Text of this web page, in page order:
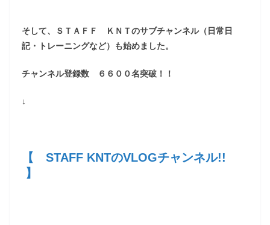
そして、ＳＴＡＦＦ ＫＮＴのサブチャンネル（日常日
記・トレーニングなど）も始めました。
チャンネル登録数 ６６００名突破！！
↓
【 STAFF KNTのVLOGチャンネル!!
】